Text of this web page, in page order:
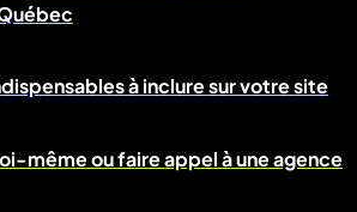
à inclure sur votre site
même ou faire appel à une agence